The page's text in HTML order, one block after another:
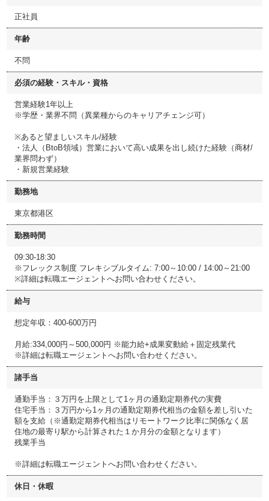
正社員
年齢
不問
必須の経験・スキル・資格
営業経験1年以上
※学歴・業界不問（異業種からのキャリアチェンジ可）
※あると望ましいスキル/経験
・法人（BtoB領域）営業において高い成果を出し続けた経験（商材/
業界問わず）
・新規営業経験
勤務地
東京都港区
勤務時間
09:30-18:30
※フレックス制度 フレキシブルタイム: 7:00～10:00 / 14:00～21:00
※詳細は転職エージェントへお問い合わせください。
給与
想定年収：400-600万円
月給:334,000円～500,000円 ※能力給+成果変動給＋固定残業代
※詳細は転職エージェントへお問い合わせください。
諸手当
通勤手当：３万円を上限として1ヶ月の通勤定期券代の実費
住宅手当：３万円から1ヶ月の通勤定期券代相当の金額を差し引いた
額を支給（※通勤定期券代相当はリモートワーク比率に関係なく居
住地の最寄り駅から計算された１か月分の金額となります）
残業手当
※詳細は転職エージェントへお問い合わせください。
休日・休暇